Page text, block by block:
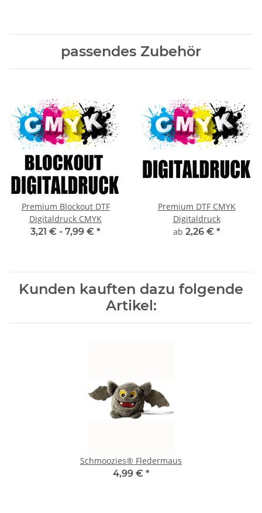
passendes Zubehör
Premium Blockout DTF
Digitaldruck CMYK
3,21 € - 7,99 € *
Premium DTF CMYK
Digitaldruck
ab 2,26 € *
Kunden kauften dazu folgende
Artikel:
Schmoozies® Fledermaus
4,99 € *